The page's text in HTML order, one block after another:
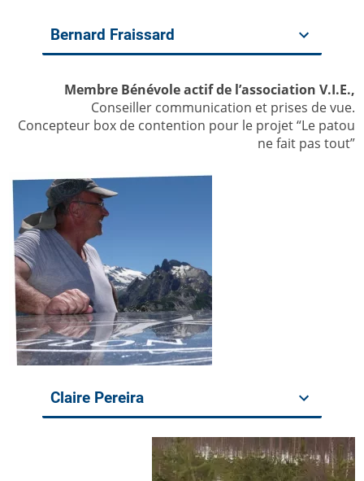
Bernard Fraissard
Membre Bénévole actif de l’association V.I.E.,
Conseiller communication et prises de vue.
Concepteur box de contention pour le projet “Le patou
ne fait pas tout”
Claire Pereira